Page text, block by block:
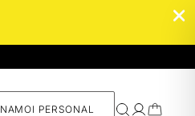
NAMOI PERSONAL